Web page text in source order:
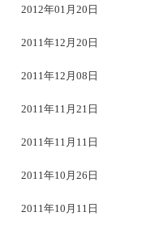
2012年01月20日
2011年12月20日
2011年12月08日
2011年11月21日
2011年11月11日
2011年10月26日
2011年10月11日